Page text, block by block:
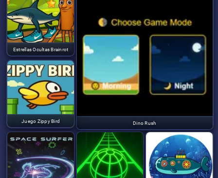
Estrellas Ocultas Brainrot
Dino Rush
Juego Zippy Bird